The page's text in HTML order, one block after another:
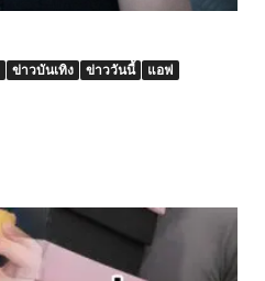
ข่าวบันเทิง ข่าววันนี้
แอฟ